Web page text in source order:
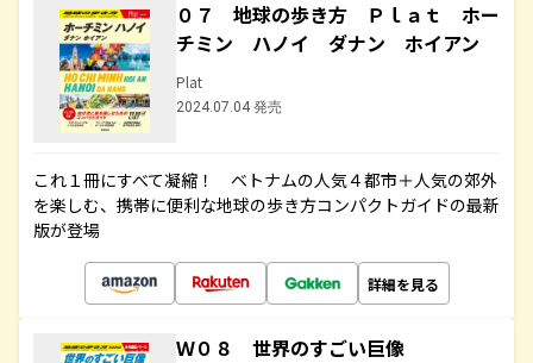
０７ 地球の歩き方 Ｐｌａｔ ホー
チミン ハノイ ダナン ホイアン
Plat
2024.07.04 発売
これ１冊にすべて凝縮！ ベトナムの人気４都市＋人気の郊外
を楽しむ、携帯に便利な地球の歩き方コンパクトガイドの最新
版が登場
詳細を見る
Ｗ０８ 世界のすごい巨像